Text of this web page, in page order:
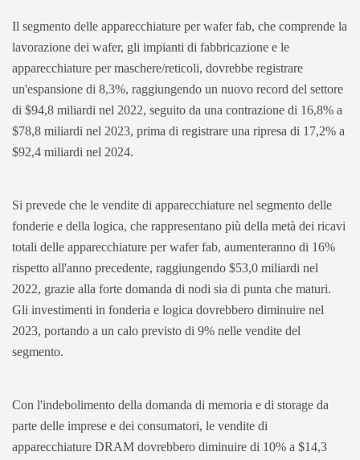
Il segmento delle apparecchiature per wafer fab, che comprende la
lavorazione dei wafer, gli impianti di fabbricazione e le
apparecchiature per maschere/reticoli, dovrebbe registrare
un'espansione di 8,3%, raggiungendo un nuovo record del settore
di $94,8 miliardi nel 2022, seguito da una contrazione di 16,8% a
$78,8 miliardi nel 2023, prima di registrare una ripresa di 17,2% a
$92,4 miliardi nel 2024.
Si prevede che le vendite di apparecchiature nel segmento delle
fonderie e della logica, che rappresentano più della metà dei ricavi
totali delle apparecchiature per wafer fab, aumenteranno di 16%
rispetto all'anno precedente, raggiungendo $53,0 miliardi nel
2022, grazie alla forte domanda di nodi sia di punta che maturi.
Gli investimenti in fonderia e logica dovrebbero diminuire nel
2023, portando a un calo previsto di 9% nelle vendite del
segmento.
Con l'indebolimento della domanda di memoria e di storage da
parte delle imprese e dei consumatori, le vendite di
apparecchiature DRAM dovrebbero diminuire di 10% a $14,3